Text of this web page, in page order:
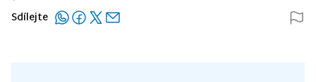
Sdílejte